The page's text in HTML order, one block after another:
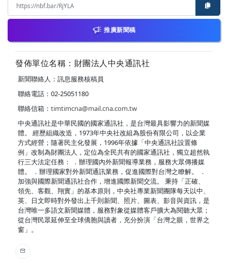
推廣新聞稿
發佈單位名稱：財團法人中央通訊社
新聞聯絡人：訊息服務核稿員
聯絡電話：02-25051180
聯絡信箱： timtimcna@mail.cna.com.tw
中央通訊社是中華民國的國家通訊社，是台灣最具影響力的新聞媒
體。 經歷組織改造，1973年中央社改組為股份有限公司，以企業
方式經營；隨著民主化發展，1996年依據「中央通訊社設置條
例」改制為財團法人，定位為全民共有的國家通訊社，獨立超然執
行三大法定任務： ．辦理國內外新聞報導業務，服務大眾傳播媒
體。 ．辦理國家對外新聞通訊業務，促進國際對台灣之瞭解。 ．
加強與國際新聞通訊社合作，增進國際新聞交流。 秉持「正確、
領先、客觀、翔實」的基本原則，中央社專業新聞團隊每天以中、
英、日文即時對外發出上千則新聞、照片、圖表、影音與資訊，是
台灣唯一多語文新聞媒體，服務對象從媒體客戶擴大為閱聽大眾；
從台灣民眾延伸至全球僑胞與讀者，充分扮演「台灣之眼，世界之
窗」。